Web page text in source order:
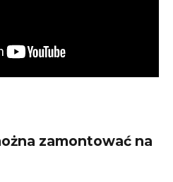
zamontować na